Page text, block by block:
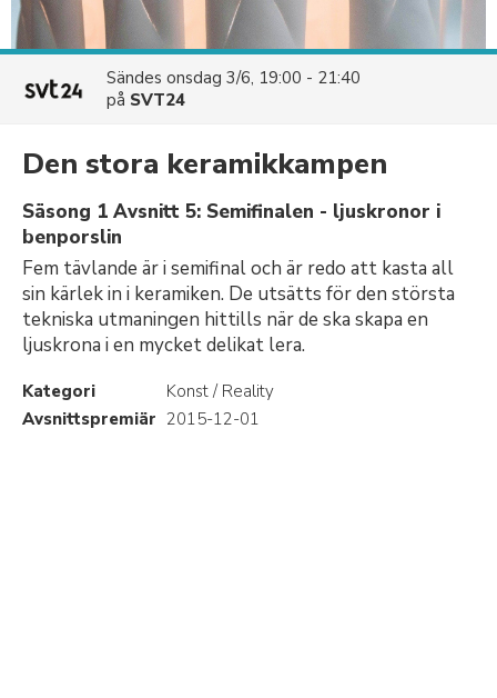
Sändes onsdag 3/6, 19:00 - 21:40
på SVT24
Den stora keramikkampen
Säsong 1 Avsnitt 5: Semifinalen - ljuskronor i
benporslin
Fem tävlande är i semifinal och är redo att kasta all
sin kärlek in i keramiken. De utsätts för den största
tekniska utmaningen hittills när de ska skapa en
ljuskrona i en mycket delikat lera.
Kategori
Konst / Reality
Avsnittspremiär 2015-12-01